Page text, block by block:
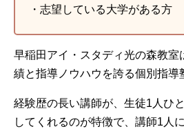
・志望している大学がある方
早稲田アイ・スタディ光の森教室
績と指導ノウハウを誇る個別指導
経験歴の長い講師が、生徒1人ひ
してくれるのが特徴で、講師1人